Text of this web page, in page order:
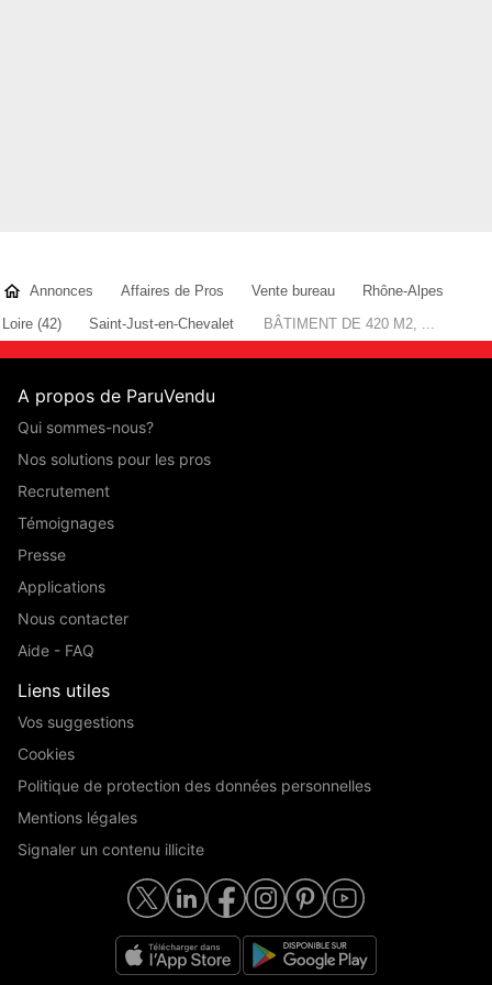
Annonces Affaires de Pros Vente bureau
Rhône-Alpes
Loire (42)
Saint-Just-en-Chevalet BÂTIMENT DE 420 M2, ...
A propos de ParuVendu
Qui sommes-nous?
Nos solutions pour les pros
Recrutement
Témoignages
Presse
Applications
Nous contacter
Aide - FAQ
Liens utiles
Vos suggestions
Cookies
Politique de protection des données personnelles
Mentions légales
Signaler un contenu illicite